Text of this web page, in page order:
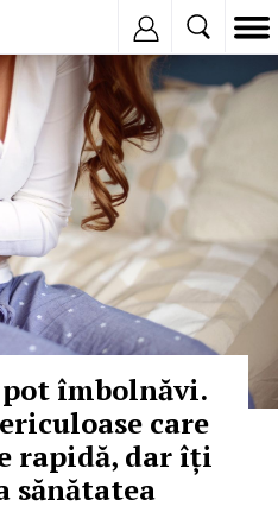
îmbolnăvi.
care
rapidă, dar îți
sănătatea